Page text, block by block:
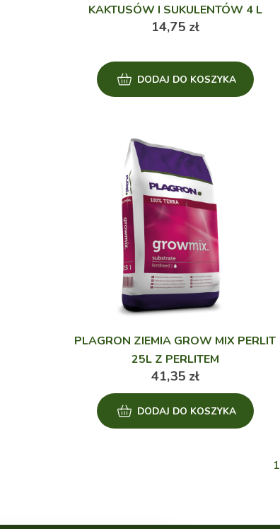
KAKTUSÓW I SUKULENTÓW 4 L
14,75 zł
DODAJ DO KOSZYKA
PLAGRON ZIEMIA GROW MIX PERLIT
25L Z PERLITEM
41,35 zł
DODAJ DO KOSZYKA
1